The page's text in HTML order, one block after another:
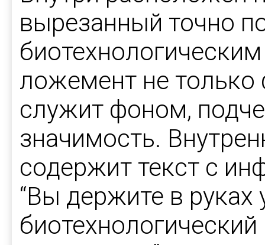
вырезанный точно
ложемент не только
служит фоном,
значимость.
содержит текст с
“Вы держите в руках